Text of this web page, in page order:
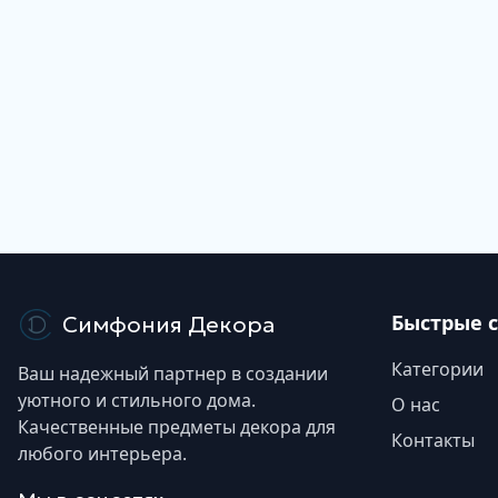
Симфония Декора
Ваш надежный партнер в создании
уютного и стильного дома.
Качественные предметы декора для
любого интерьера.
Быстрые
Категории
О нас
Контакты